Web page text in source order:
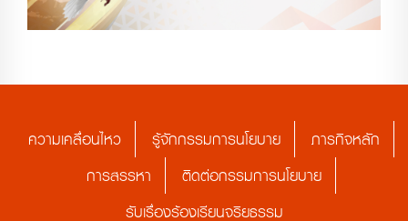
ความเคลื่อนไหว รู้จักกรรมการนโยบาย
ภารกิจหลัก
การสรรหา
ติดต่อกรรมการนโยบาย
รับเรื่องร้องเรียนจริยธรรม